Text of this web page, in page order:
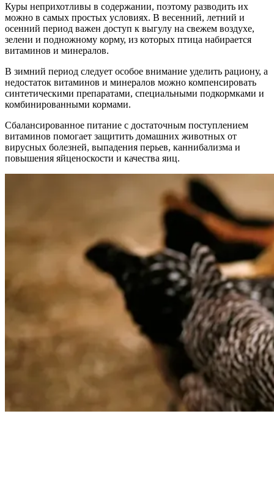
Куры неприхотливы в содержании, поэтому разводить их
можно в самых простых условиях. В весенний, летний и
осенний период важен доступ к выгулу на свежем воздухе,
зелени и подножному корму, из которых птица набирается
витаминов и минералов.
В зимний период следует особое внимание уделить рациону, а
недостаток витаминов и минералов можно компенсировать
синтетическими препаратами, специальными подкормками и
комбинированными кормами.
Сбалансированное питание с достаточным поступлением
витаминов помогает защитить домашних животных от
вирусных болезней, выпадения перьев, каннибализма и
повышения яйценоскости и качества яиц.